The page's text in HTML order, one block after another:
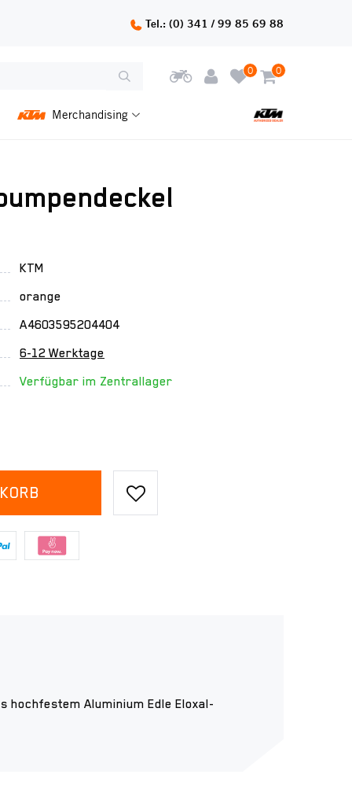
Tel.: (0) 341 / 99 85 69 88
0 0
Merchandising
KTM
orange
A4603595204404
6-12 Werktage
Verfügbar im Zentrallager
Aluminium Edle Eloxal-